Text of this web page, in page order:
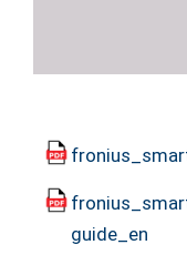
guide_en